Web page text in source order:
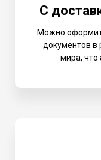
С
Можно
документов в
мира, что